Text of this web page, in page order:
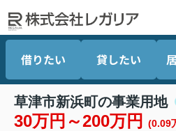
借りたい 貸したい
草津市新浜町の事業用地
30万円～200万円
(0.09